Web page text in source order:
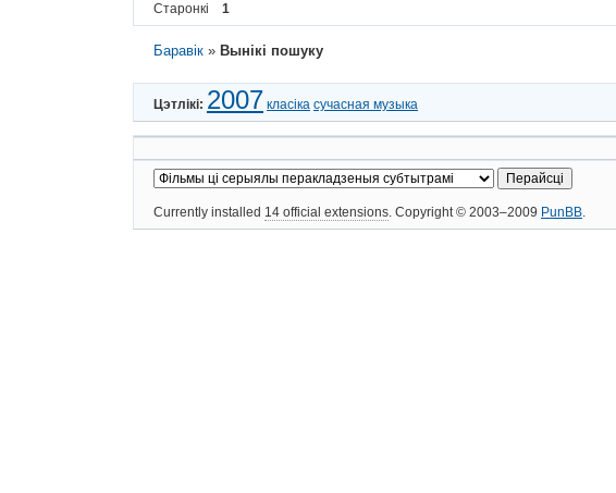
Старонкі 1
Баравік » Вынікі пошуку
Цэтлікі: 2007 класіка сучасная музыка
Currently installed 14 official extensions. Copyright © 2003–2009 PunBB.